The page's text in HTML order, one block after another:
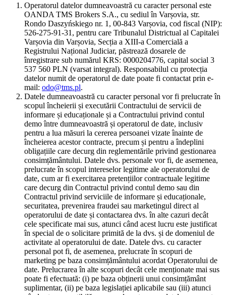
Operatorul datelor dumneavoastră cu caracter personal este
OANDA TMS Brokers S.A., cu sediul în Varșovia, str.
Rondo Daszyńskiego nr. 1, 00-843 Varșovia, cod fiscal (NIP):
526-275-91-31, pentru care Tribunalul Districtual al Capitalei
Varșovia din Varșovia, Secția a XIII-a Comercială a
Registrului Național Judiciar, păstrează dosarele de
înregistrare sub numărul KRS: 0000204776, capital social 3
537 560 PLN (varsat integral). Responsabilul cu protecția
datelor numit de operatorul de date poate fi contactat prin e-
mail: odo@tms.pl.
Datele dumneavoastră cu caracter personal vor fi prelucrate în
scopul încheierii și executării Contractului de servicii de
informare și educaționale și a Contractului privind contul
demo între dumneavoastră și operatorul de date, inclusiv
pentru a lua măsuri la cererea persoanei vizate înainte de
încheierea acestor contracte, precum și pentru a îndeplini
obligațiile care decurg din reglementările privind gestionarea
consimțământului. Datele dvs. personale vor fi, de asemenea,
prelucrate în scopul intereselor legitime ale operatorului de
date, cum ar fi exercitarea pretențiilor contractuale legitime
care decurg din Contractul privind contul demo sau din
Contractul privind serviciile de informare și educaționale,
securitatea, prevenirea fraudei sau marketingul direct al
operatorului de date și contactarea dvs. în alte cazuri decât
cele specificate mai sus, atunci când acest lucru este justificat
în special de o solicitare primită de la dvs. și de domeniul de
activitate al operatorului de date. Datele dvs. cu caracter
personal pot fi, de asemenea, prelucrate în scopuri de
marketing pe baza consimțământului acordat Operatorului de
date. Prelucrarea în alte scopuri decât cele menționate mai sus
poate fi efectuată: (i) pe baza obținerii unui consimțământ
suplimentar, (ii) pe baza legislației aplicabile sau (iii) atunci